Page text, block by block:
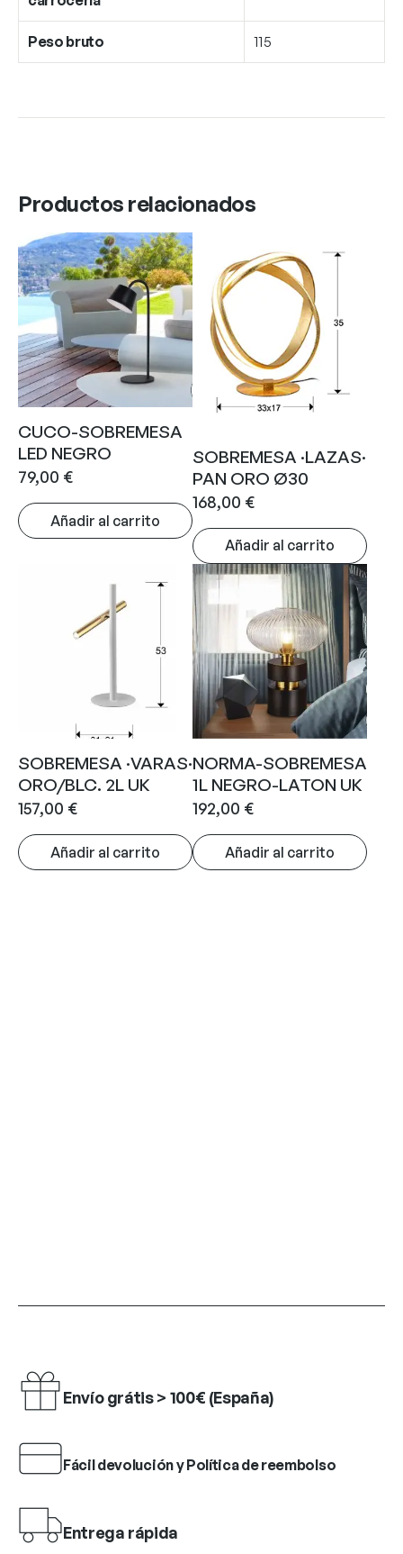
Peso bruto 115
Productos relacionados
CUCO-SOBREMESA
LED NEGRO
79,00 €
Añadir al carrito
SOBREMESA ·LAZAS·
PAN ORO Ø30
168,00 €
Añadir al carrito
SOBREMESA ·VARAS·
ORO/BLC. 2L UK
157,00 €
Añadir al carrito
NORMA-SOBREMESA
1L NEGRO-LATON UK
192,00 €
Añadir al carrito
Envío grátis > 100€ (España)
Fácil devolución y Política de reembolso
Entrega rápida